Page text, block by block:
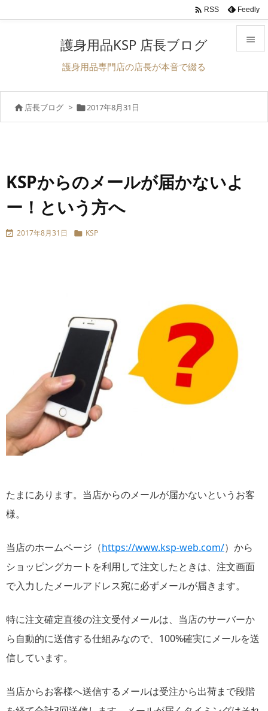


 RSS Feedly
護身用品KSP 店長ブログ
護身用品専門店の店長が本音で綴る
 店長ブログ > 2017年8月31日
KSPからのメールが届かないよ
ー！という方へ
 2017年8月31日  KSP
たまにあります。当店からのメールが届かないというお客
様。
当店のホームページ（https://www.ksp-web.com/）から
ショッピングカートを利用して注文したときは、注文画面
で入力したメールアドレス宛に必ずメールが届きます。
特に注文確定直後の注文受付メールは、当店のサーバーか
ら自動的に送信する仕組みなので、100%確実にメールを送
信しています。
当店からお客様へ送信するメールは受注から出荷まで段階